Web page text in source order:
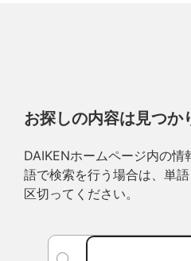
お探しの内容は見つか
DAIKENホームページ内の
語で検索を行う場合は、単
区切ってください。